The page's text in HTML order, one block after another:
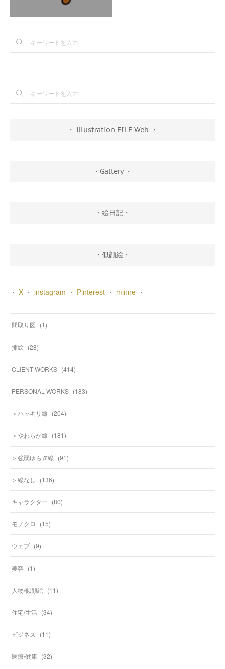
・ illustration FILE Web ・
・Gallery ・
・絵日記・
・似顔絵・
・ X・ instagram ・ Pinterest・ minne・
間取り図 (1)
挿絵 (28)
CLIENT WORKS (414)
PERSONAL WORKS (183)
＞ハッキリ線 (204)
＞やわらか線 (181)
＞強弱ゆらぎ線 (91)
＞線なし (136)
キャラクター (80)
モノクロ (15)
ウェブ (9)
美容 (1)
人物/似顔絵 (11)
住宅/生活 (34)
ビジネス (11)
医療/健康 (32)